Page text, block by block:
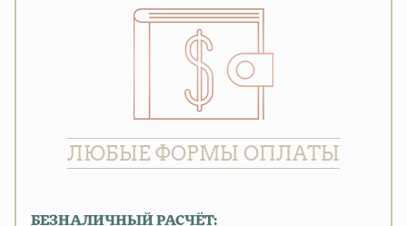
ЛЮБЫЕ ФОРМЫ ОПЛАТЫ
БЕЗНАЛИЧНЫЙ РАСЧЁТ: